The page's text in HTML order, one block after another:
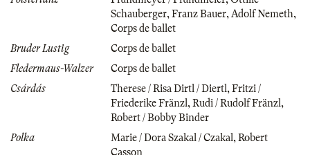
Schauberger, Franz Bauer, Adolf Nemeth,
Corps de ballet
Bruder Lustig
Corps de ballet
Fledermaus-Walzer
Corps de ballet
Csárdás
Therese / Risa Dirtl / Diertl , Fritzi /
Friederike Fränzl , Rudi / Rudolf Fränzl ,
Robert / Bobby Binder
Polka
Marie / Dora Szakal / Czakal , Robert
Casson